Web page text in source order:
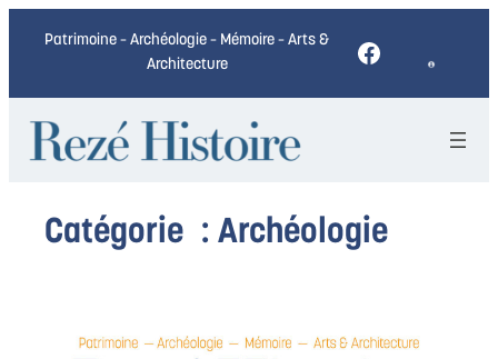
Patrimoine – Archéologie – Mémoire – Arts &
Architecture
Facebook
Catégorie : Archéologie